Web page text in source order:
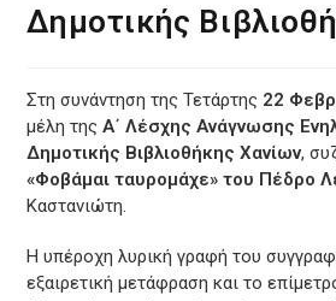
Δημοτικής
Στη συνάντηση της Τετάρτης 22
μέλη τηςΑ΄ Λέσχης Ανάγνωσης
Δημοτικής Βιβλιοθήκης Χανίων,
«Φοβάμαι ταυρομάχε» του Πέδρο
Καστανιώτη.
Η υπέροχη λυρική γραφή του
εξαιρετική μετάφραση και το